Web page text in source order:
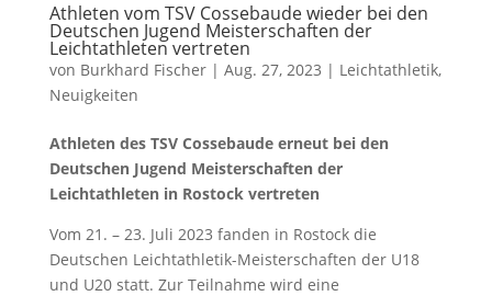
Athleten vom TSV Cossebaude wieder bei den
Deutschen Jugend Meisterschaften der
Leichtathleten vertreten
von Burkhard Fischer| Aug. 27, 2023 | Leichtathletik,
Neuigkeiten
Athleten des TSV Cossebaude erneut bei den
Deutschen Jugend Meisterschaften der
Leichtathleten in Rostock vertreten
Vom 21. – 23. Juli 2023 fanden in Rostock die
Deutschen Leichtathletik-Meisterschaften der U18
und U20 statt. Zur Teilnahme wird eine